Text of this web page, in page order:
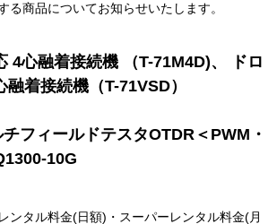
る商品についてお知らせいたします。
4心融着接続機 （T-71M4D)、 ドロ
融着接続機（T-71VSD）
フィールドテスタOTDR＜PWM・
10G
ンタル料金(日額)・スーパーレンタル料金(月